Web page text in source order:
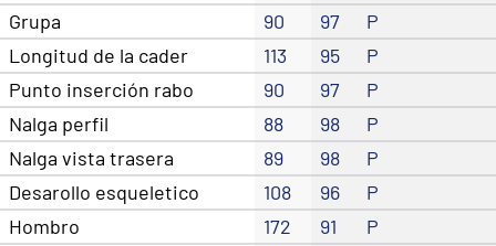
Grupa
90 97
P
Longitud de la cader
113 95
P
Punto inserción rabo
90 97
P
Nalga perfil
88 98
P
Nalga vista trasera
89 98
P
Desarollo esqueletico
108 96
P
Hombro
172 91
P